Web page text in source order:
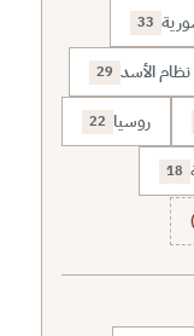
33
نظام الأسد 29
روسيا 22
18